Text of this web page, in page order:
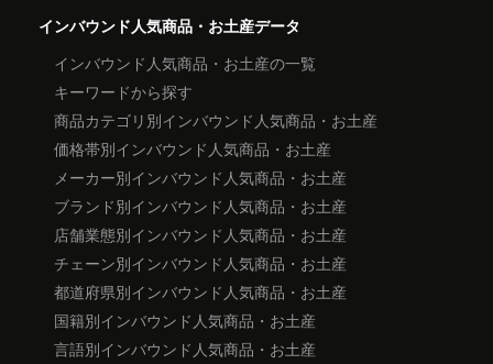
インバウンド人気商品・お土産データ
インバウンド人気商品・お土産の一覧
キーワードから探す
商品カテゴリ別インバウンド人気商品・お土産
価格帯別インバウンド人気商品・お土産
メーカー別インバウンド人気商品・お土産
ブランド別インバウンド人気商品・お土産
店舗業態別インバウンド人気商品・お土産
チェーン別インバウンド人気商品・お土産
都道府県別インバウンド人気商品・お土産
国籍別インバウンド人気商品・お土産
言語別インバウンド人気商品・お土産